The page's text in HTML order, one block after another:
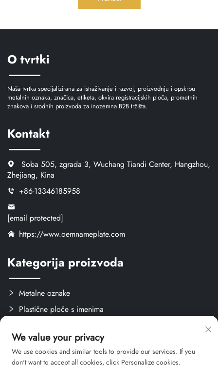
O tvrtki
Naša tvrtka specijalizirana za istraživanje i razvoj, proizvodnju i opskrbu
metalnih oznaka, značica, etiketa, okvira registracijskih ploča, prometnih
znakova i srodnih proizvoda za inozemna B2B tržišta.
Kontakt
Soba 505, zgrada 3, Wuchang Tiandi Center, Hangzhou,
Zhejiang, Kina
+86-13346185958
[email protected]
https://www.oemnameplate.com
Kategorija proizvoda
Metalne oznake
Plastične ploče s imenima
Stvari za obuku
We value your privacy
We use cookies and similar tools to provide our services. If you
don't want to accept all cookies, click Personalize cookies.